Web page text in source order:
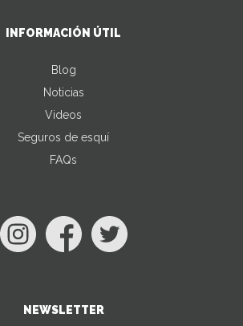
INFORMACIÓN ÚTIL
Blog
Noticias
Videos
Seguros de esquí
FAQs
NEWSLETTER